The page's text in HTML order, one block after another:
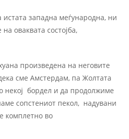
западна меѓународна, ни
оваквата состојба,
произведена на неговите
сме Амстердам, па Жолтата
некој бордел и да продолжиме
сопстениот пекол, надувани
комплетно во